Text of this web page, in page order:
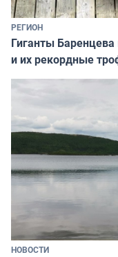
РЕГИОН
Гиганты
и их рекордные
НОВОСТИ